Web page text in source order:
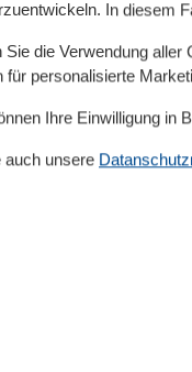
und
des Feriendorfs
direkt auf
zur
kaum zu finden
die
Ein Grillplatz sorgt
Kombination
komfortablem
In diesem
Sie die Verwendung
für personalisierte
Ihre Einwilligung in
auch unsere